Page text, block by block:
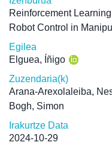
Reinforcement
Robot Control in
Egilea
Elguea, Íñigo
Zuzendaria(k)
Arana-Arexolaleiba,
Bogh, Simon
Irakurtze Data
2024-10-29